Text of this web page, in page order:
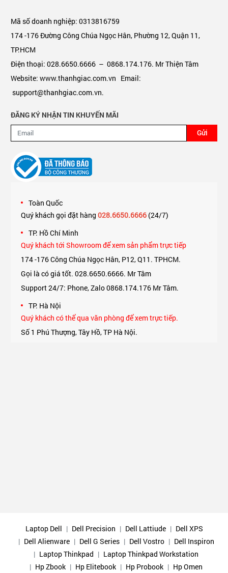
Mã số doanh nghiệp: 0313816759
174 -176 Đường Công Chúa Ngọc Hân, Phường 12, Quận 11,
TP.HCM
Điện thoại: 028.6650.6666 – 0868.174.176. Mr Thiện Tâm
Website: www.thanhgiac.com.vn Email:
support@thanhgiac.com.vn.
ĐĂNG KÝ NHẬN TIN KHUYẾN MÃI
Gửi
Toàn Quốc
Quý khách gọi đặt hàng 028.6650.6666(24/7)
TP. Hồ Chí Minh
Quý khách tới Showroom để xem sản phẩm trực tiếp
174 -176 Công Chúa Ngọc Hân, P12, Q11. TPHCM.
Gọi là có giá tốt. 028.6650.6666. Mr Tâm
Support 24/7: Phone, Zalo 0868.174.176 Mr Tâm.
TP. Hà Nội
Quý khách có thể qua văn phòng để xem trực tiếp.
Số 1 Phú Thượng, Tây Hồ, TP Hà Nội.
Laptop Dell Dell Precision Dell Lattiude
Dell XPS
Dell Alienware
Dell G Series Dell Vostro
Dell Inspiron
Laptop Thinkpad
Laptop Thinkpad Workstation
Hp Zbook
Hp Elitebook Hp Probook Hp Omen